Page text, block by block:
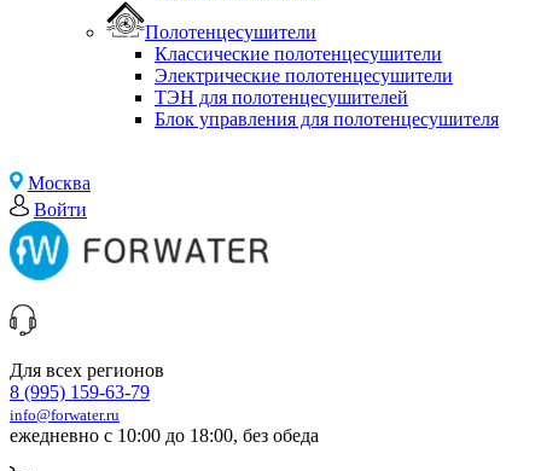
Полотенцесушители
Классические полотенцесушители
Электрические полотенцесушители
ТЭН для полотенцесушителей
Блок управления для полотенцесушителя
Москва
Войти
Для всех регионов
8 (995) 159-63-79
info@forwater.ru
ежедневно с 10:00 до 18:00, без обеда